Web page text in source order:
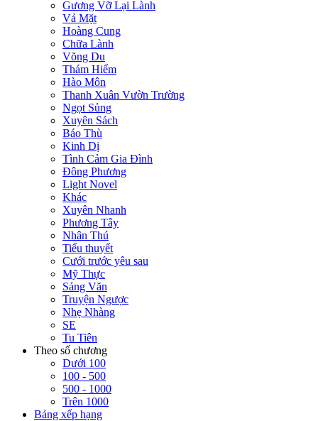
Gương Vỡ Lại Lành
Vả Mặt
Hoàng Cung
Chữa Lành
Võng Du
Thám Hiểm
Hào Môn
Thanh Xuân Vườn Trường
Ngọt Sủng
Xuyên Sách
Báo Thù
Kinh Dị
Tình Cảm Gia Đình
Đông Phương
Light Novel
Khác
Xuyên Nhanh
Phương Tây
Nhân Thú
Tiểu thuyết
Cưới trước yêu sau
Mỹ Thực
Sảng Văn
Truyện Ngược
Nhẹ Nhàng
SE
Tu Tiên
Theo số chương
Dưới 100
100 - 500
500 - 1000
Trên 1000
Bảng xếp hạng